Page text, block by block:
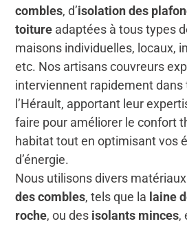
combles, d’isolation des
toiture adaptées à tous types
maisons individuelles, locaux,
etc. Nos artisans couvreurs
interviennent rapidement dans
l’Hérault, apportant leur
faire pour améliorer le confort
habitat tout en optimisant vos
d’énergie.
Nous utilisons divers matériaux
des combles, tels que la laine
roche, ou des isolants minces,